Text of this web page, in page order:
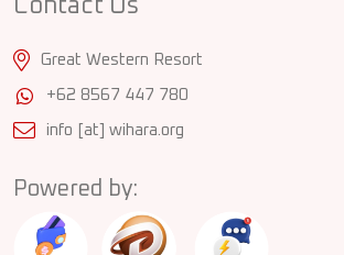
Contact Us
Great Western Resort
+62 8567 447 780
info [at] wihara.org
Powered by: